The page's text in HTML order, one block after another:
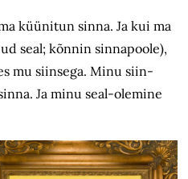
küünitun sinna. Ja kui ma
seal; kõnnin sinnapoole),
mu siinsega. Minu siin-
Ja minu seal-olemine